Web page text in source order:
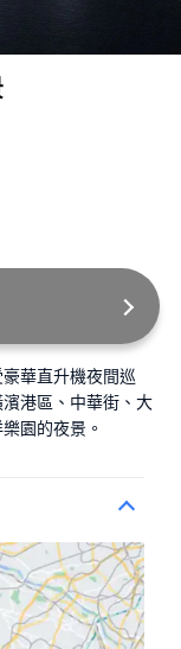
華直升機夜間巡
港區、中華街、大
園的夜景。